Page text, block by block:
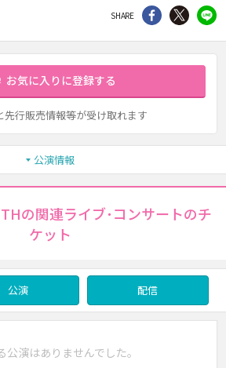
SHARE シェア Twitter
お気に入りに登録する
先行販売情報等が受け取れます
公演情報
の関連ライブ･コンサートのチ
ケット
公演 配信
公演はありませんでした。